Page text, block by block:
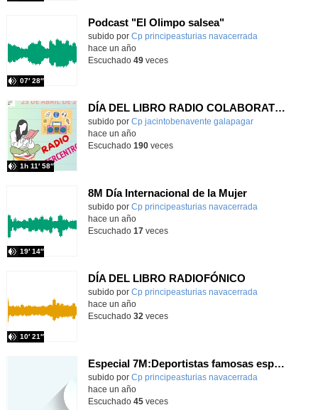
Podcast "El Olimpo salsea"
Contenido educativo.
subido por Cp principeasturias navacerrada
07′ 28″
hace un año
Escuchado 49veces
DÍA DEL LIBRO RADIO COLABORATIVA INTERCENTROS
Contenido educativo.
subido por Cp jacintobenavente galapagar
1h 11′ 58″
-
hace un año
Escuchado 190veces
8M Día Internacional de la Mujer
Contenido educativo.
subido por Cp principeasturias navacerrada
19′ 14″
hace un año
Escuchado 17veces
DÍA DEL LIBRO RADIOFÓNICO
Contenido educativo.
subido por Cp principeasturias navacerrada
10′ 21″
hace un año
Escuchado 32 veces
Especial 7M:Deportistas famosas españolas.
Contenido educativo.
subido por Cp principeasturias navacerrada
hace un año
Escuchado 45veces